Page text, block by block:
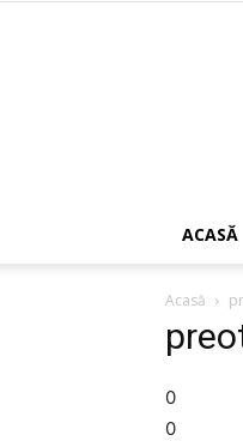
ACASĂ
Acasă
0
0